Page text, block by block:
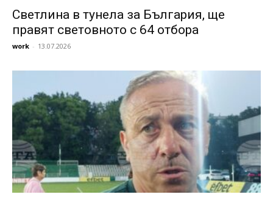
Светлина в тунела за България, ще
правят световното с 64 отбора
work - 13.07.2026